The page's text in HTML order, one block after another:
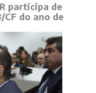
participa de
CF do ano de